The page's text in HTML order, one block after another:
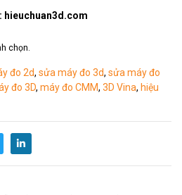
hieuchuan3d.com
chọn.
đo 2d, sửa máy đo 3d, sửa máy đo
đo 3D, máy đo CMM, 3D Vina, hiệu